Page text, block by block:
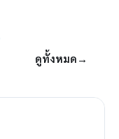
ดูทั้งหมด →